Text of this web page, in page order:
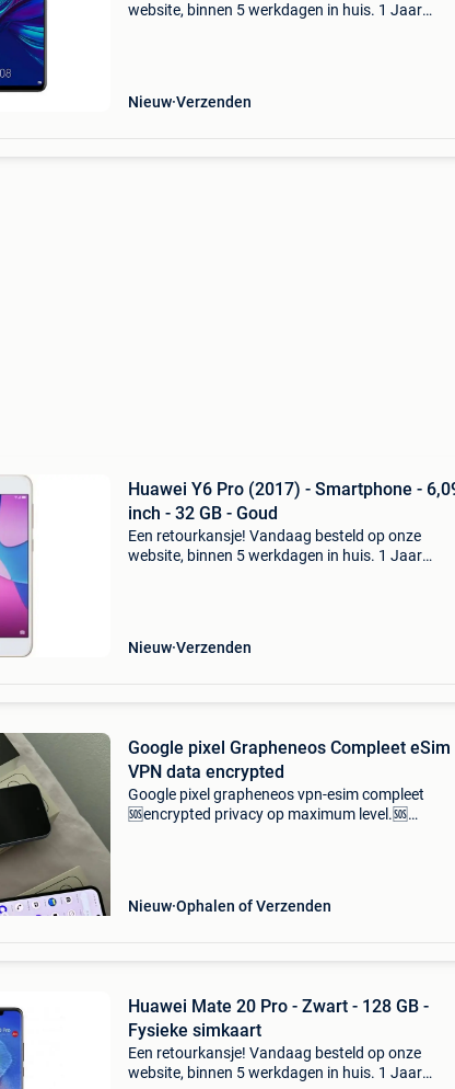
website, binnen 5 werkdagen in huis. 1 Jaar
Nieuw Verzenden
Huawei Y6 Pro (2017) - Smartphone -
inch - 32 GB - Goud
Een retourkansje! Vandaag besteld op onze
website, binnen 5 werkdagen in huis. 1 Jaar
Nieuw Verzenden
Google pixel Grapheneos Compleet eSim
VPN data encrypted
Google pixel grapheneos vpn-esim compleet
🆘encrypted privacy op maximum level.🆘
Nieuw Ophalen of Verzenden
Huawei Mate 20 Pro - Zwart - 128 GB -
Fysieke simkaart
Een retourkansje! Vandaag besteld op onze
website, binnen 5 werkdagen in huis. 1 Jaar